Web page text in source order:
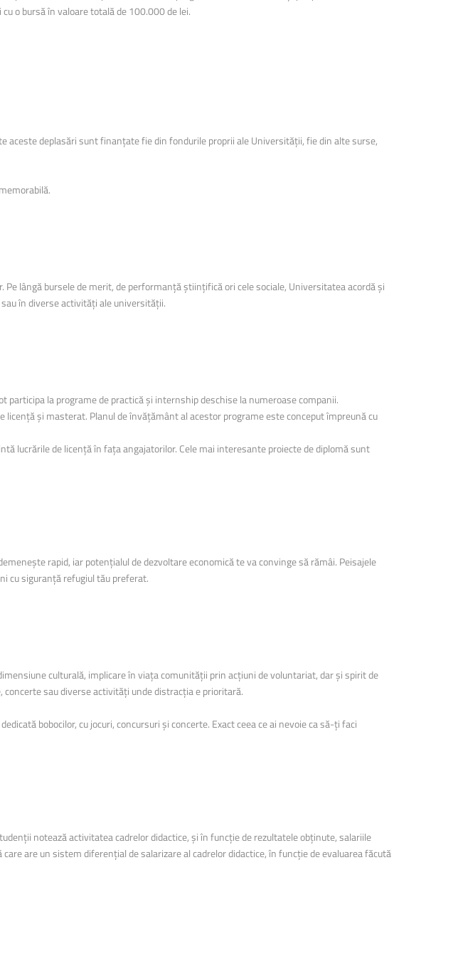
o bursă în valoare totală de 100.000 de lei.
aceste deplasări sunt finanțate fie din fondurile proprii ale Universității, fie din alte surse,
lângă bursele de merit, de performanță științifică ori cele sociale, Universitatea acordă și
în diverse activități ale universității.
la programe de practică și internship deschise la numeroase companii.
și masterat. Planul de învățământ al acestor programe este conceput împreună cu
lucrările de licență în fața angajatorilor. Cele mai interesante proiecte de diplomă sunt
rapid, iar potențialul de dezvoltare economică te va convinge să rămâi. Peisajele
cu siguranță refugiul tău preferat.
culturală, implicare în viața comunității prin acțiuni de voluntariat, dar și spirit de
sau diverse activități unde distracția e prioritară.
bobocilor, cu jocuri, concursuri și concerte. Exact ceea ce ai nevoie ca să-ți faci
notează activitatea cadrelor didactice, și în funcție de rezultatele obținute, salariile
are un sistem diferențial de salarizare al cadrelor didactice, în funcție de evaluarea făcută